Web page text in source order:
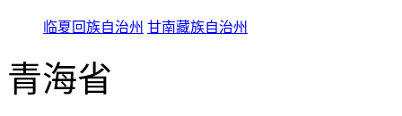
临夏回族自治州 甘南藏族自治州
青海省